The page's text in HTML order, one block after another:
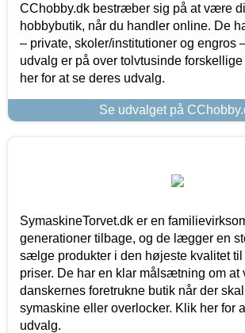
CChobby.dk bestræber sig på at være
hobbybutik, når du handler online. De
– private, skoler/institutioner og engros
udvalg er på over tolvtusinde
her for at se deres udvalg.
Se udvalget på
SymaskineTorvet.dk er en
generationer tilbage, og de lægger en
sælge produkter i den højeste kvalitet til
priser. De har en klar målsætning om
danskernes foretrukne butik når der
symaskine eller overlocker. Klik her for
udvalg.